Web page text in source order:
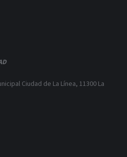
Ciudad de La Línea, 11300 La